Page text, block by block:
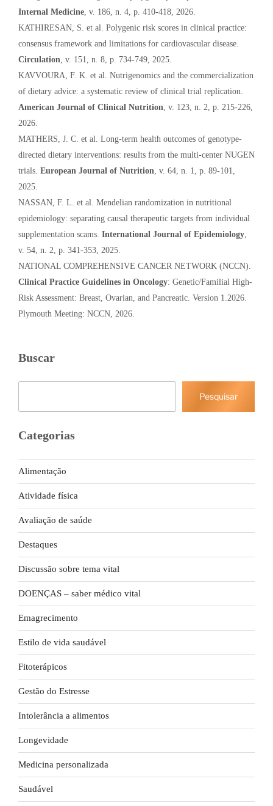
Internal Medicine, v. 186, n. 4, p. 410-418, 2026.
KATHIRESAN, S. et al. Polygenic risk scores in clinical practice:
consensus framework and limitations for cardiovascular disease.
Circulation, v. 151, n. 8, p. 734-749, 2025.
KAVVOURA, F. K. et al. Nutrigenomics and the commercialization
of dietary advice: a systematic review of clinical trial replication.
American Journal of Clinical Nutrition, v. 123, n. 2, p. 215-226,
2026.
MATHERS, J. C. et al. Long-term health outcomes of genotype-
directed dietary interventions: results from the multi-center NUGEN
trials. European Journal of Nutrition, v. 64, n. 1, p. 89-101,
2025.
NASSAN, F. L. et al. Mendelian randomization in nutritional
epidemiology: separating causal therapeutic targets from individual
supplementation scams. International Journal of Epidemiology,
v. 54, n. 2, p. 341-353, 2025.
NATIONAL COMPREHENSIVE CANCER NETWORK (NCCN).
Clinical Practice Guidelines in Oncology: Genetic/Familial High-
Risk Assessment: Breast, Ovarian, and Pancreatic. Version 1.2026.
Plymouth Meeting: NCCN, 2026.
Buscar
Pesquisar
Categorias
Alimentação
Atividade física
Avaliação de saúde
Destaques
Discussão sobre tema vital
DOENÇAS – saber médico vital
Emagrecimento
Estilo de vida saudável
Fitoterápicos
Gestão do Estresse
Intolerância a alimentos
Longevidade
Medicina personalizada
Saudável